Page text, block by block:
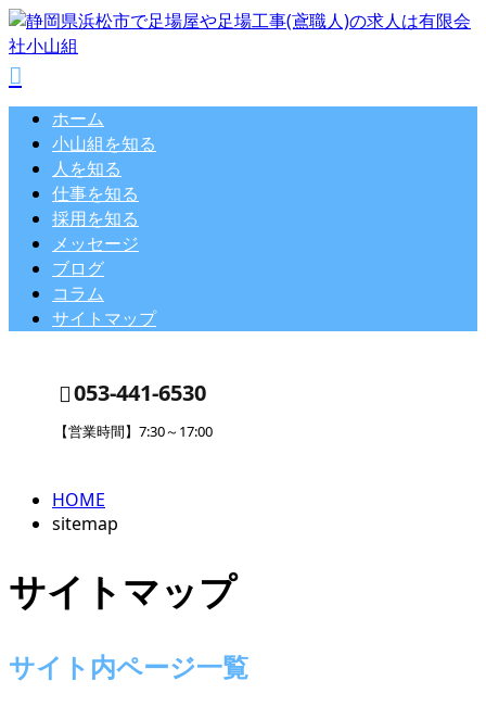
ホーム
小山組を知る
人を知る
仕事を知る
採用を知る
メッセージ
ブログ
コラム
サイトマップ
053-441-6530
【営業時間】7:30～17:00
ENTRY
HOME
sitemap
サイトマップ
サイト内ページ一覧